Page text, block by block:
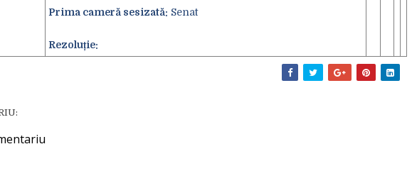
Prima cameră sesizată: Senat
Rezoluție: